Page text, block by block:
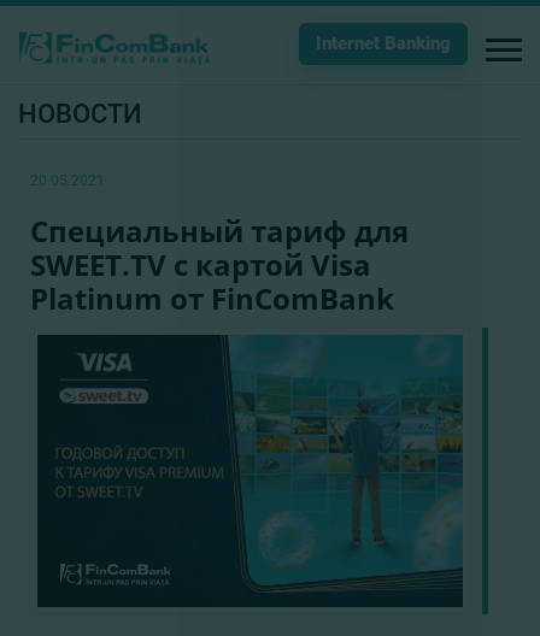
Internet Banking
НОВОСТИ
20.05.2021
Специальный тариф для
SWEET.TV с картой Visa
Platinum от FinComBank